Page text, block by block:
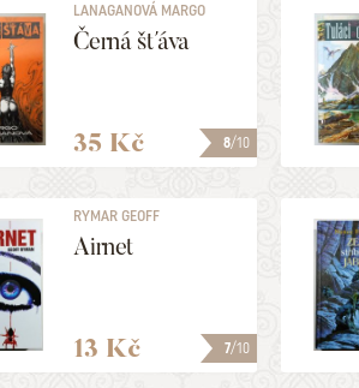
8/10
LANAGANOVÁ MARGO
Černá šťáva
35 Kč
7/10
RYMAR GEOFF
Airnet
13 Kč